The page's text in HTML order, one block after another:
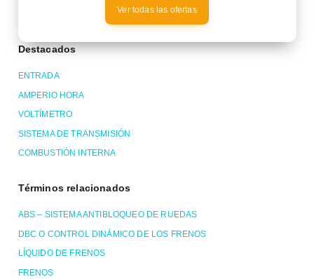
Ver todas las ofertas
Destacados
ENTRADA
AMPERIO HORA
VOLTÍMETRO
SISTEMA DE TRANSMISIÓN
COMBUSTIÓN INTERNA
Términos relacionados
ABS – SISTEMA ANTIBLOQUEO DE RUEDAS
DBC O CONTROL DINÁMICO DE LOS FRENOS
LÍQUIDO DE FRENOS
FRENOS